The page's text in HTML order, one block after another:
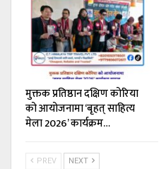
मुक्तक प्रतिष्ठान दक्षिण कोरिया
को आयोजनामा ‘बृहत् साहित्य
मेला 2026’ कार्यक्रम…
PREV NEXT